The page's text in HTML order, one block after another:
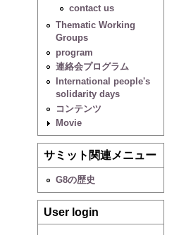
contact us
Thematic Working
Groups
program
連絡会プログラム
International people's
solidarity days
コンテンツ
Movie
サミット関連メニュー
G8の歴史
User login